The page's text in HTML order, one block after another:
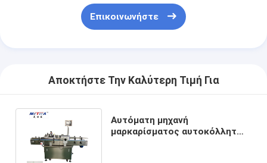
Επικοινωνήστε
Αποκτήστε Την Καλύτερη Τιμή Για
Αυτόματη μηχανή
μαρκαρίσματος αυτοκόλλητων